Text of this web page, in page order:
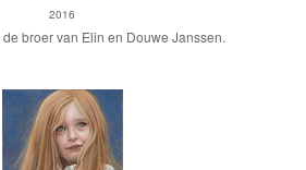
2016
broer van Elin en Douwe Janssen.